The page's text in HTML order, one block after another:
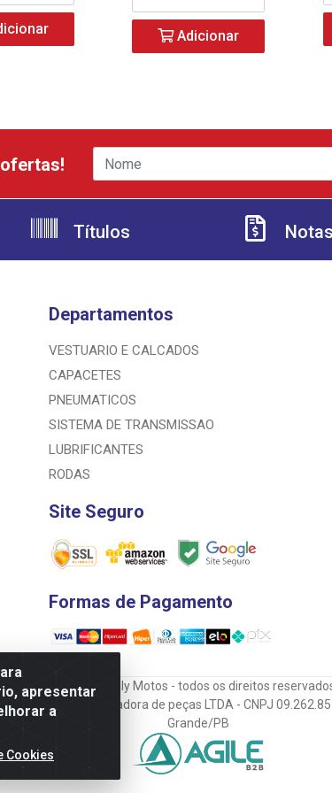
Adicionar
apresentar
a
Cookies
Títulos
Departamentos
VESTUARIO E CALCADOS
CAPACETES
PNEUMATICOS
SISTEMA DE TRANSMISSAO
LUBRIFICANTES
RODAS
Site Seguro
Formas de Pagamento
© 2023 Rally Motos - todos os direitos
e transportadora de peças LTDA - CNPJ
Grande/PB